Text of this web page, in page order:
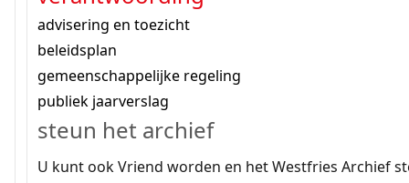
bouwvergunningen
omgevingsvergunningen
vergunningen
beeld en geluid
uitleg nodig?
Wij helpen u op weg met een aantal zoektips.
bekijk alle zoektips
Wij helpen u op weg met een aantal zoektips.
bekijk alle zoektips
bekijk ons geschiedenislokaal
advisering en toezicht
beleidsplan
gemeenschappelijke regeling
publiek jaarverslag
steun het archief
U kunt ook Vriend worden en het Westfries Archief
zoektips
Mijn Studiezaal (inloggen)
uw zoekopdracht te